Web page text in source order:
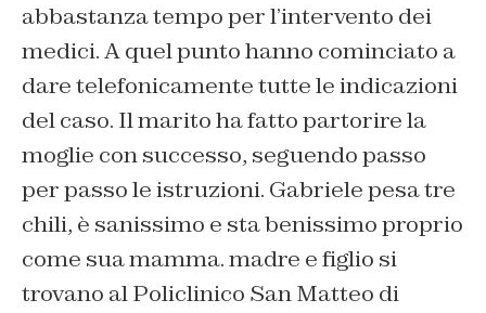
abbastanza tempo per l’intervento dei
medici. A quel punto hanno cominciato a
dare telefonicamente tutte le indicazioni
del caso. Il marito ha fatto partorire la
moglie con successo, seguendo passo
per passo le istruzioni. Gabriele pesa tre
chili, è sanissimo e sta benissimo proprio
come sua mamma. madre e figlio si
trovano al Policlinico San Matteo di